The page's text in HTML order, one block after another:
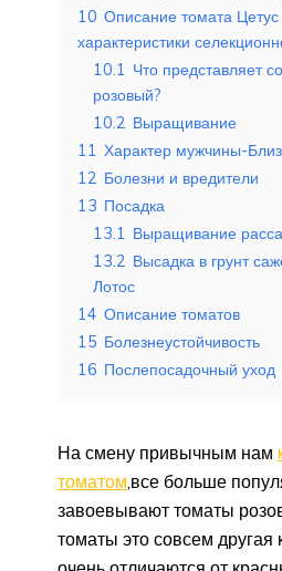
10 Описание томата
характеристики
10.1 Что представляет
розовый?
10.2 Выращивание
11 Характер мужчины-
12 Болезни и вредители
13 Посадка
13.1 Выращивание
13.2 Высадка в грунт
Лотос
14 Описание томатов
15 Болезнеустойчивость
16 Послепосадочный уход
На смену привычным нам
томатом ,все больше
завоевывают томаты
томаты это совсем другая